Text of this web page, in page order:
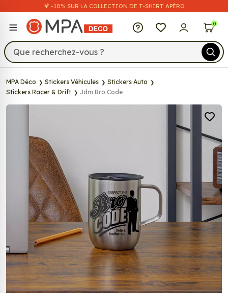
🍹 -10% SUR LA COLLECTION DE T-SHIRT APÉRO
MPA Déco 0
MPA Déco Stickers Véhicules
Stickers Auto
Stickers Racer & Drift
Jdm Bro Code